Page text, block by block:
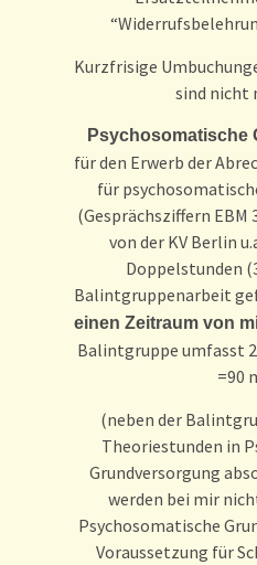
Kurzfrisige
sind nicht
Psychosomatische
für den Erwerb der
für
(Gesprächsziffern EBM
von der KV Berlin
Doppelstunden
Balintgruppenarbeit
einen Zeitraum von
Balintgruppe umfasst
=90
(neben der
Theoriestunden in
Grundversorgung
werden bei mir
Psychosomatische
Voraussetzung für